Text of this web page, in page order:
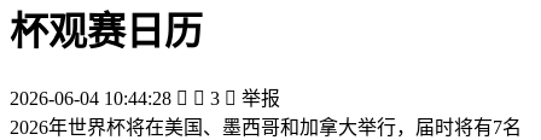
杯观赛日历
2026-06-04 10:44:28   3  举报
2026年世界杯将在美国、墨西哥和加拿大举行，届时将有7名